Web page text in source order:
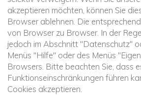
akzeptieren möchten, können Sie
Browser ablehnen. Die
von Browser zu Browser. In der
jedoch im Abschnitt "Datenschutz"
Menüs "Hilfe" oder des Menüs
Browsers. Bitte beachten Sie, dass
Funktionseinschränkungen führen
Cookies akzeptieren.